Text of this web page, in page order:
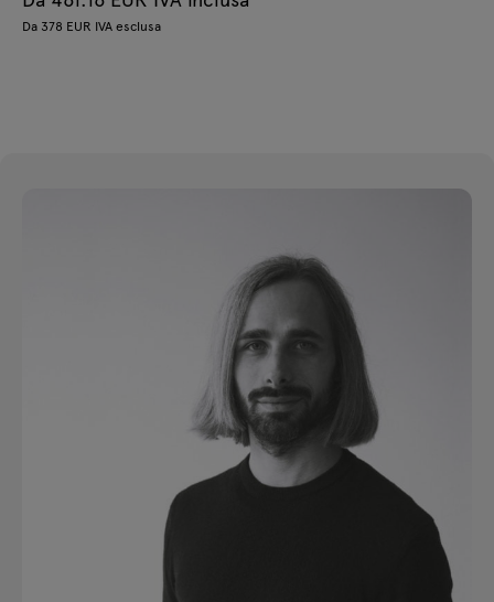
Da 378 EUR IVA esclusa